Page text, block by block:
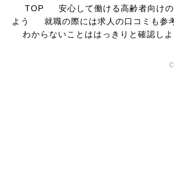
TOP 安心して働ける高齢者向け
よう
就職の際には求人の口コミも参
わからないことははっきりと確認しよ